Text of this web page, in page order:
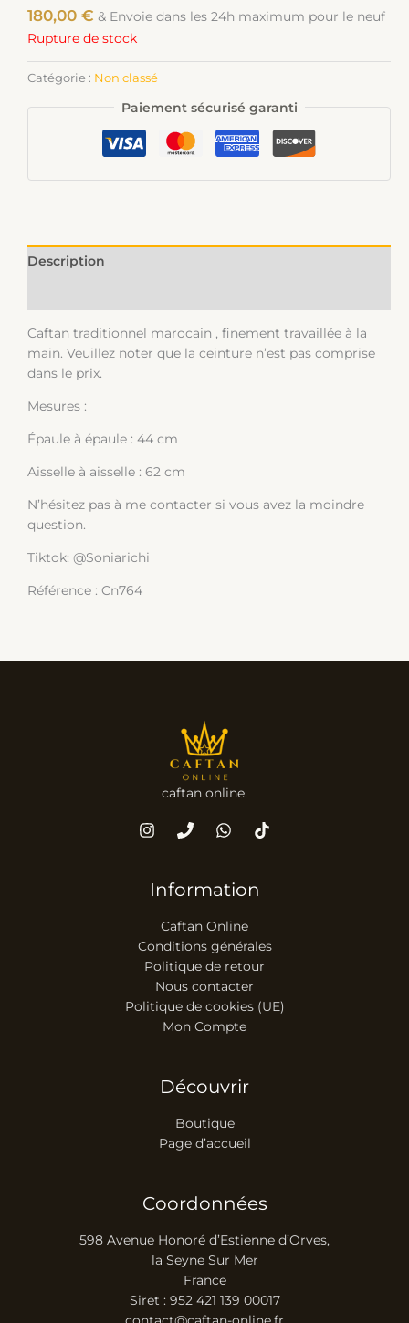
180,00 € & Envoie dans les 24h maximum pour le neuf
Rupture de stock
Catégorie : Non classé
Paiement sécurisé garanti
Description
Caftan traditionnel marocain , finement travaillée à la
main. Veuillez noter que la ceinture n’est pas comprise
dans le prix.
Mesures :
Épaule à épaule : 44 cm
Aisselle à aisselle : 62 cm
N’hésitez pas à me contacter si vous avez la moindre
question.
Tiktok: @Soniarichi
Référence : Cn764
caftan online.
Information
Caftan Online
Conditions générales
Politique de retour
Nous contacter
Politique de cookies (UE)
Mon Compte
Découvrir
Boutique
Page d’accueil
Coordonnées
598 Avenue Honoré d’Estienne d’Orves,
la Seyne Sur Mer
France
Siret : 952 421 139 00017